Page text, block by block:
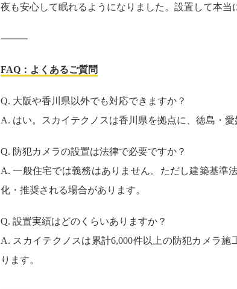
夜も安心して眠れるようになりました。設置して本当
⸻
FAQ：よくあるご質問
Q. 大阪や香川県以外でも対応できますか？
A. はい。スカイテクノスは香川県を拠点に、徳島・
Q. 防犯カメラの設置は法律で必要ですか？
A. 一般住宅では義務はありません。ただし建築基準
化・推奨される場合があります。
Q. 設置実績はどのくらいありますか？
A. スカイテクノスは累計6,000件以上の防犯カメラ
ります。